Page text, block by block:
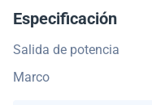
Especificación
Salida de potencia
Marco